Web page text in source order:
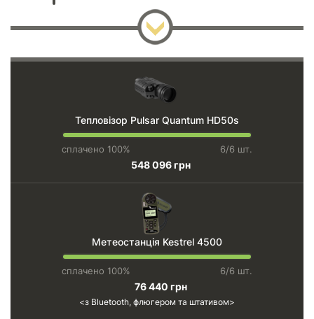
Тепловізор Pulsar Quantum HD50s
сплачено 100% 6/6 шт.
548 096 грн
Метеостанція Kestrel 4500
сплачено 100% 6/6 шт.
76 440 грн
з Bluetooth, флюгером та штативом